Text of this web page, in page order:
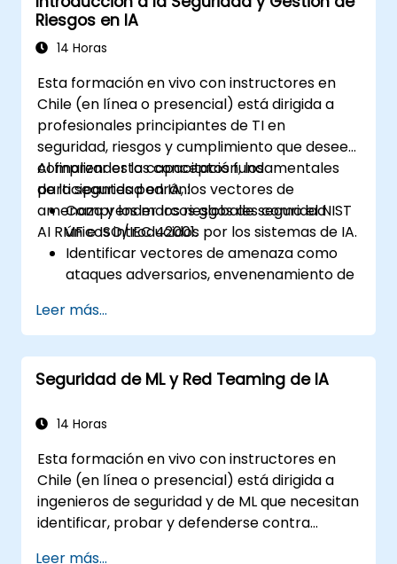
Riesgos en IA
14 Horas
Esta formación en vivo con instructores en
Chile (en línea o presencial) está dirigida a
profesionales principiantes de TI en
seguridad, riesgos y cumplimiento que deseen
comprender los conceptos fundamentales
de la seguridad en IA, los vectores de
amenaza y los marcos globales como el NIST
AI RMF e ISO/IEC 42001.
Al finalizar esta capacitación, los
participantes podrán:
Comprender los riesgos de seguridad
únicos introducidos por los sistemas de IA.
Identificar vectores de amenaza como
ataques adversarios, envenenamiento de
Aplicar modelos de gobernanza
fundamentales como el Marco de
Gestión de Riesgos de IA de NIST (NIST AI
RMF).
emergentes, pautas de cumplimiento y
Leer más...
Seguridad de ML y Red Teaming de IA
14 Horas
Esta formación en vivo con instructores en
Chile (en línea o presencial) está dirigida a
ingenieros de seguridad y de ML que necesitan
identificar, probar y defenderse contra
Leer más...